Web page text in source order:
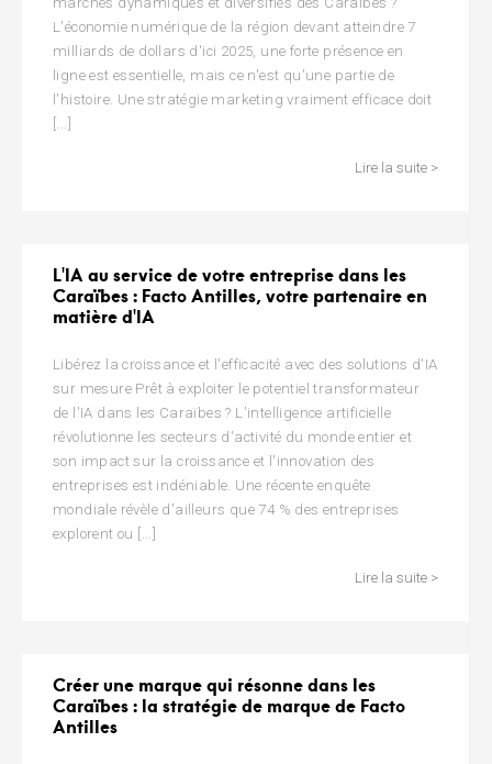
L'économie numérique de la région devant atteindre 7
milliards de dollars d'ici 2025, une forte présence en
ligne est essentielle, mais ce n'est qu'une partie de
l'histoire. Une stratégie marketing vraiment efficace doit
[...]
Lire la suite >
L'IA au service de votre entreprise dans les
Caraïbes : Facto Antilles, votre partenaire en
matière d'IA
Libérez la croissance et l'efficacité avec des solutions d'IA
sur mesure Prêt à exploiter le potentiel transformateur
de l'IA dans les Caraïbes ? L'intelligence artificielle
révolutionne les secteurs d'activité du monde entier et
son impact sur la croissance et l'innovation des
entreprises est indéniable. Une récente enquête
mondiale révèle d'ailleurs que 74 % des entreprises
explorent ou [...]
Lire la suite >
Créer une marque qui résonne dans les
Caraïbes : la stratégie de marque de Facto
Antilles